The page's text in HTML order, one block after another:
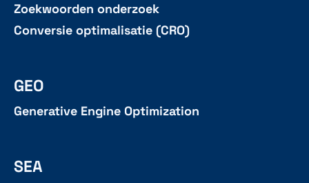
Zoekwoorden onderzoek
Conversie optimalisatie (CRO)
GEO
Generative Engine Optimization
SEA